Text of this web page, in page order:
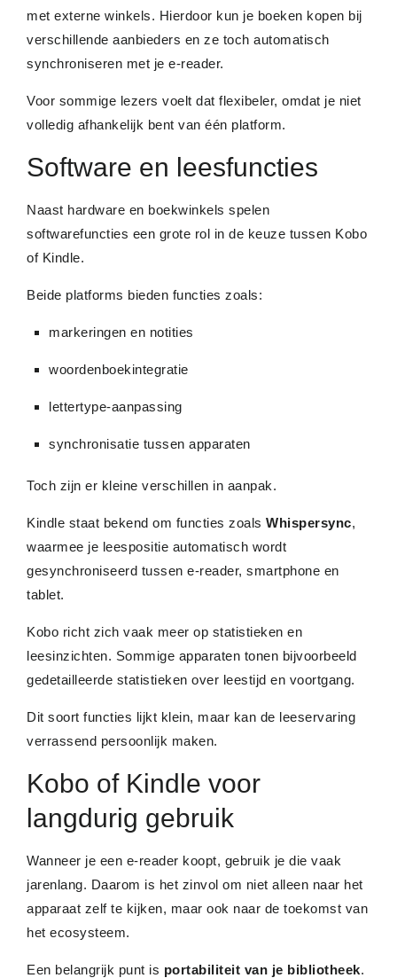
met externe winkels. Hierdoor kun je boeken kopen bij
verschillende aanbieders en ze toch automatisch
synchroniseren met je e-reader.
Voor sommige lezers voelt dat flexibeler, omdat je niet
volledig afhankelijk bent van één platform.
Software en leesfuncties
Naast hardware en boekwinkels spelen
softwarefuncties een grote rol in de keuze tussen Kobo
of Kindle.
Beide platforms bieden functies zoals:
markeringen en notities
woordenboekintegratie
lettertype-aanpassing
synchronisatie tussen apparaten
Toch zijn er kleine verschillen in aanpak.
Kindle staat bekend om functies zoals Whispersync,
waarmee je leespositie automatisch wordt
gesynchroniseerd tussen e-reader, smartphone en
tablet.
Kobo richt zich vaak meer op statistieken en
leesinzichten. Sommige apparaten tonen bijvoorbeeld
gedetailleerde statistieken over leestijd en voortgang.
Dit soort functies lijkt klein, maar kan de leeservaring
verrassend persoonlijk maken.
Kobo of Kindle voor
langdurig gebruik
Wanneer je een e-reader koopt, gebruik je die vaak
jarenlang. Daarom is het zinvol om niet alleen naar het
apparaat zelf te kijken, maar ook naar de toekomst van
het ecosysteem.
Een belangrijk punt is portabiliteit van je bibliotheek.